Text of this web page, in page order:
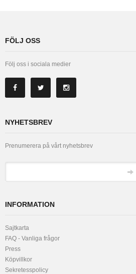
FÖLJ OSS
Följ oss i sociala medier
NYHETSBREV
Prenumerera på vårt nyhetsbrev
INFORMATION
Sajtkarta
FAQ - Vanliga frågor
Press
Köpvillkor
Sekretesspolicy